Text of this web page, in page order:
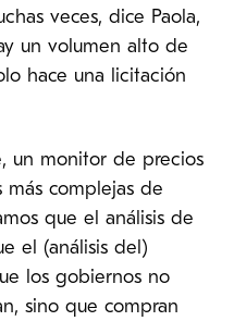
veces, dice Paola,
un volumen alto de
hace una licitación
un monitor de precios
más complejas de
que el análisis de
el (análisis del)
los gobiernos no
sino que compran